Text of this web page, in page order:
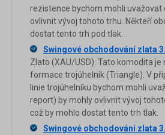
rezistence bychom mohli uvažovat
ovlivnit vývoj tohoto trhu. Někteří
dostat tento trh pod tlak.
Swingové obchodování zlata
Zlato (XAU/USD): Tato komodita
formace trojúhelník (Triangle). V
linie trojúhelníku bychom mohli
report) by mohly ovlivnit vývoj
což by mohlo dostat tento trh tlak.
Swingové obchodování zlata